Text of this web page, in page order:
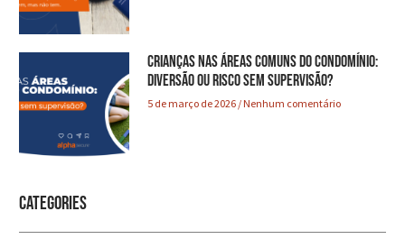
Crianças nas áreas comuns do condomínio:
diversão ou risco sem supervisão?
5 de março de 2026 Nenhum comentário
Categories